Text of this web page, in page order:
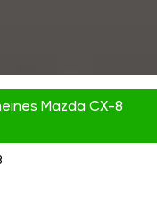
Mazda CX-8